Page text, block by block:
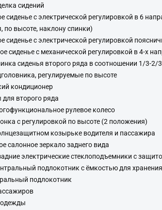
сидений
сиденье с электрической регулировкой в 6
по высоте, наклону спинки)
сиденье с электрической регулировкой
сиденье с механической регулировкой в 4-х
сиденья второго ряда в соотношении 1/3-2/3
регулируемые по высоте
кондиционер
второго ряда
рулевое колесо
с регулировкой по высоте (2 положения)
козырьке водителя и пассажира
салонное зеркало заднего вида
электрические стеклоподъемники с
подлокотник с ёмкостью для хранения
подлокотник